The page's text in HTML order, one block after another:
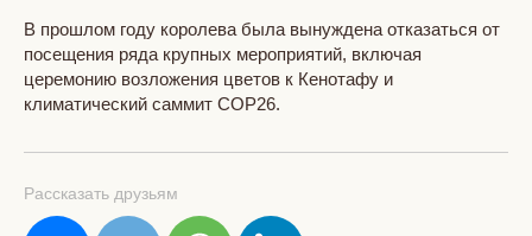
В прошлом году королева была вынуждена отказаться от
посещения ряда крупных мероприятий, включая
церемонию возложения цветов к Кенотафу и
климатический саммит COP26.
Рассказать друзьям